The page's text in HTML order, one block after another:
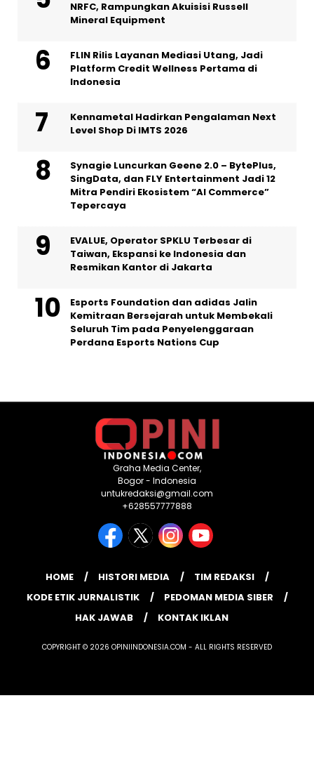
NRFC, Rampungkan Akuisisi Russell
Mineral Equipment
FLIN Rilis Layanan Mediasi Utang, Jadi
Platform Credit Wellness Pertama di
Indonesia
Kennametal Hadirkan Pengalaman Next
Level Shop Di IMTS 2026
Synagie Luncurkan Geene 2.0 – BytePlus,
SingData, dan FLY Entertainment Jadi 12
Mitra Pendiri Ekosistem “AI Commerce”
Tepercaya
EVALUE, Operator SPKLU Terbesar di
Taiwan, Ekspansi ke Indonesia dan
Resmikan Kantor di Jakarta
Esports Foundation dan adidas Jalin
Kemitraan Bersejarah untuk Membekali
Seluruh Tim pada Penyelenggaraan
Perdana Esports Nations Cup
Graha Media Center,
Bogor - Indonesia
untukredaksi@gmail.com
+628557777888
HOME HISTORI MEDIA
TIM REDAKSI
KODE ETIK JURNALISTIK
PEDOMAN MEDIA SIBER
HAK JAWAB
KONTAK IKLAN
COPYRIGHT © 2026 OPINIINDONESIA.COM - ALL RIGHTS RESERVED